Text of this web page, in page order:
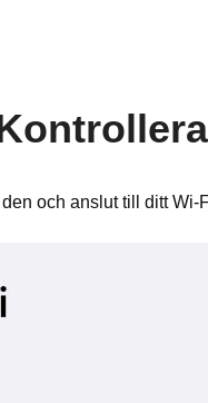
och anslut till ditt Wi-